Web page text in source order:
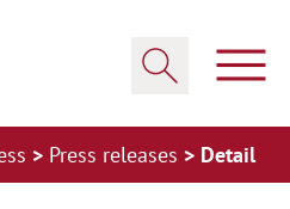
Press releases Detail